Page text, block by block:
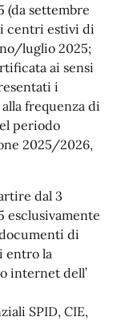
(da settembre
centri estivi di
luglio 2025;
ai sensi
i
frequenza di
periodo
2025/2026,
dal 3
esclusivamente
di
entro la
internet dell’
SPID, CIE,